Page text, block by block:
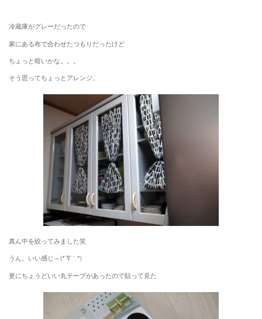
冷蔵庫がグレーだったので
家にある布で合わせたつもりだったけど
ちょっと暗いかな。。。
そう思ってちょっとアレンジ。
真ん中を絞ってみました笑
うん。いい感じ～(*´∇｀*)
更にちょうどいい丸テープがあったので貼って見た